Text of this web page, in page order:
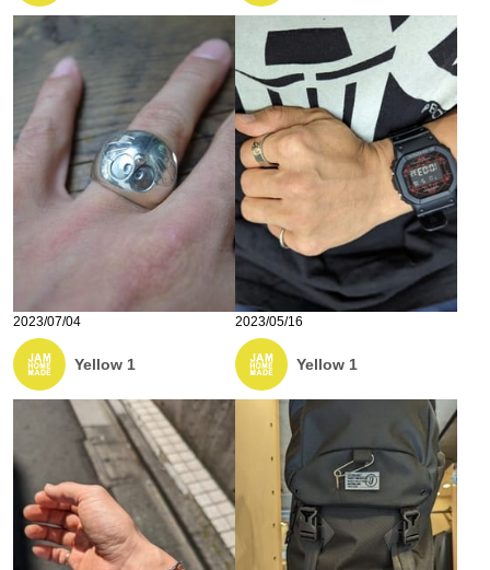
2023/07/04
Yellow 1
2023/05/16
Yellow 1